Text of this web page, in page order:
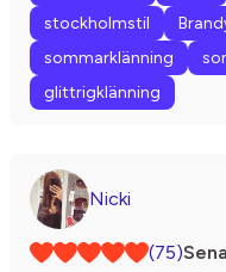
stockholmstil
sommarklänning
glittrigklänning
Nicki
(75)